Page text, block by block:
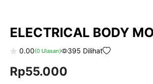
ELECTRICAL BODY
o
u
0.00(0Ulasan) 395 Dilihat
Rp55.000